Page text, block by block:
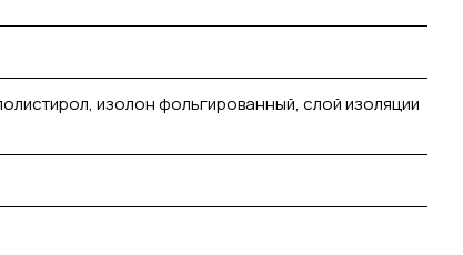
изолон фольгированный, слой изоляции